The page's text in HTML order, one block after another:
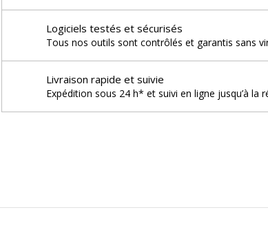
Logiciels testés et sécurisés
Tous nos outils sont contrôlés et garantis sans
Livraison rapide et suivie
Expédition sous 24 h* et suivi en ligne jusqu’à la